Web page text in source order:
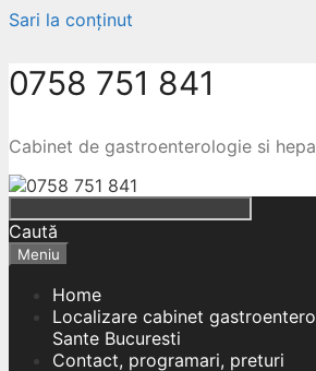
Sari la conținut
0758 751 841
Cabinet de gastroenterologie si
Caută
Meniu
Home
Localizare cabinet
Sante Bucuresti
Contact, programari, preturi